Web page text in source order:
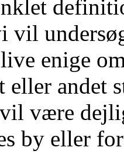
vil
enige
andet
være
by eller